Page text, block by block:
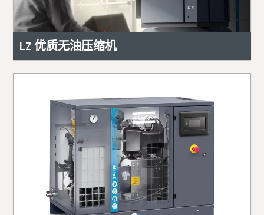
LZ 优质无油压缩机